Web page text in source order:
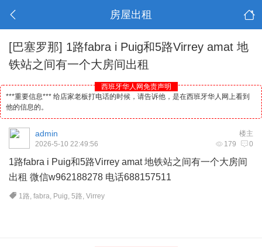
房屋出租
[巴塞罗那] 1路fabra i Puig和5路Virrey amat 地
铁站之间有一个大房间出租
西班牙华人网免责声明
***重要信息*** 给店家老板打电话的时候，请告诉他，是在西班牙华人网上看到
他的信息的。
楼主
admin
179 0
2026-5-10 22:49:56
1路fabra i Puig和5路Virrey amat 地铁站之间有一个大房间
出租 微信w962188278 电话688157511
1路,fabra, Puig,5路,Virrey